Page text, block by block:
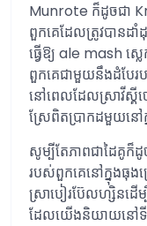
Munrote ក៏ដូចជា
ពួកគេដែលត្រូវបានដ
ធ្វើឱ្យ ale mash ស្ល
ពួកគេជាមួយនឹងដំបែរ
នៅពេលដែលស្រាវីស្គីច
ស្រែពិតប្រាកដមួយនៅ
សូម្បីតែភាពជាដៃគូក៏
របស់ពួកគេនៅក្នុងធុងស្
ស្រាបៀរប៊ែលហ្សិនដើ
ដែលយើងនិយាយនៅទី